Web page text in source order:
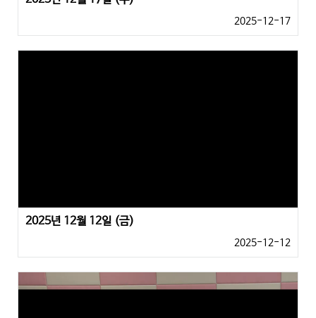
2025-12-17
2025년 12월 12일 (금)
2025-12-12